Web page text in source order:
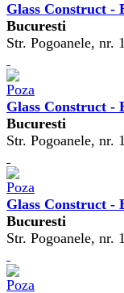
Glass Construct -
Bucuresti
Str. Pogoanele, nr.
Glass Construct -
Bucuresti
Str. Pogoanele, nr.
Glass Construct -
Bucuresti
Str. Pogoanele, nr.